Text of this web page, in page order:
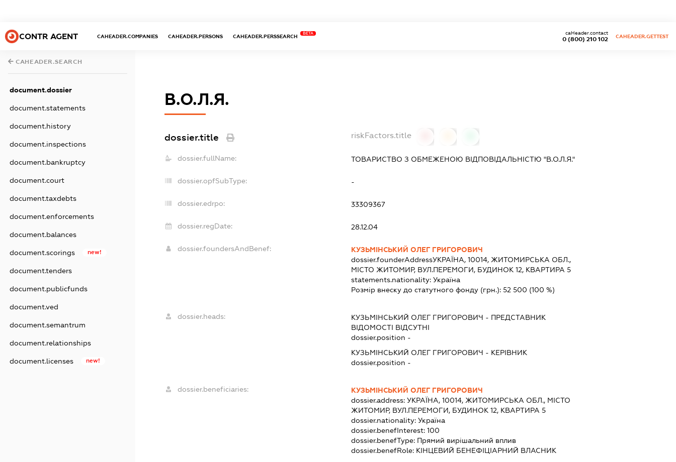
CONTR AGENT CAHEADER.COMPANIES CAHEADER.PERSONS CAHEADER.PERSSEARCH
BETA
0 (800) 210 102
caHeader.contact
CAHEADER.GETTEST
CAHEADER.SEARCH
document.dossier
document.statements
document.history
document.inspections
document.bankruptcy
document.court
document.taxdebts
document.enforcements
document.balances
document.scorings new!
document.tenders
document.publicfunds
document.ved
document.semantrum
document.relationships
document.licenses new!
В.О.Л.Я.
dossier.title riskFactors.title
dossier.fullName: ТОВАРИСТВО З ОБМЕЖЕНОЮ ВІДПОВІДАЛЬНІСТЮ "В.О.Л.Я."
dossier.opfSubType: -
dossier.edrpo: 33309367
dossier.regDate: 28.12.04
dossier.foundersAndBenef:
КУЗЬМІНСЬКИЙ ОЛЕГ ГРИГОРОВИЧ
dossier.founderAddressУКРАЇНА, 10014, ЖИТОМИРСЬКА ОБЛ.,
МІСТО ЖИТОМИР, ВУЛ.ПЕРЕМОГИ, БУДИНОК 12, КВАРТИРА 5
statements.nationality: Україна
Розмір внеску до статутного фонду (грн.): 52 500 (100 %)
dossier.heads: КУЗЬМІНСЬКИЙ ОЛЕГ ГРИГОРОВИЧ - ПРЕДСТАВНИК
ВІДОМОСТІ ВІДСУТНІ
dossier.position -
КУЗЬМІНСЬКИЙ ОЛЕГ ГРИГОРОВИЧ - КЕРІВНИК
dossier.position -
dossier.beneficiaries:
КУЗЬМІНСЬКИЙ ОЛЕГ ГРИГОРОВИЧ
dossier.address: УКРАЇНА, 10014, ЖИТОМИРСЬКА ОБЛ., МІСТО
ЖИТОМИР, ВУЛ.ПЕРЕМОГИ, БУДИНОК 12, КВАРТИРА 5
dossier.nationality: Україна
dossier.benefInterest: 100
dossier.benefType: Прямий вирішальний вплив
dossier.benefRole: КІНЦЕВИЙ БЕНЕФІЦІАРНИЙ ВЛАСНИК